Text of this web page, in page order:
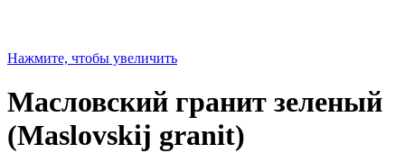
Нажмите, чтобы увеличить
Масловский гранит зеленый
(Maslovskij granit)